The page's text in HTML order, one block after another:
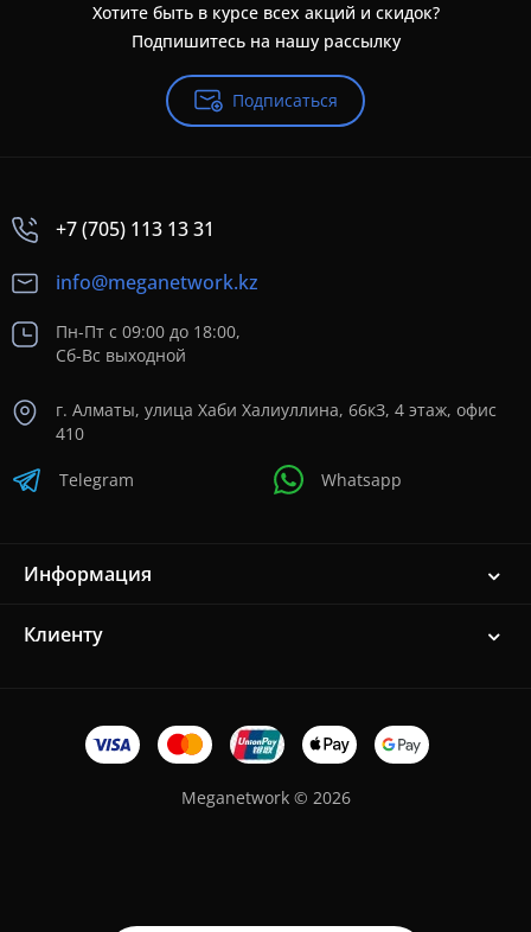
Хотите быть в курсе всех акций и скидок?
Подпишитесь на нашу рассылку
Подписаться
+7 (705) 113 13 31
info@meganetwork.kz
Пн-Пт с 09:00 до 18:00,
Сб-Вс выходной
г. Алматы, улица Хаби Халиуллина, 66кЗ, 4 этаж, офис
410
Telegram Whatsapp
Информация
Клиенту
Meganetwork © 2026